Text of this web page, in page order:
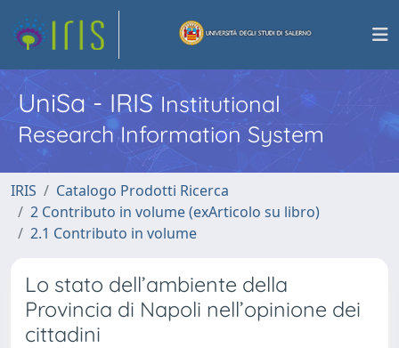
UniSa - IRISInstitutional
Research Information System
IRIS
Catalogo Prodotti Ricerca
2 Contributo in volume (exArticolo su libro)
2.1 Contributo in volume
Lo stato dell’ambiente della
Provincia di Napoli nell’opinione dei
cittadini